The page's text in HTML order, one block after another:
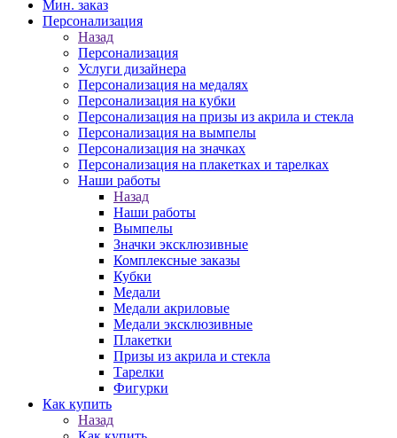
Мин. заказ
Персонализация
Назад
Персонализация
Услуги дизайнера
Персонализация на медалях
Персонализация на кубки
Персонализация на призы из акрила и стекла
Персонализация на вымпелы
Персонализация на значках
Персонализация на плакетках и тарелках
Наши работы
Назад
Наши работы
Вымпелы
Значки эксклюзивные
Комплексные заказы
Кубки
Медали
Медали акриловые
Медали эксклюзивные
Плакетки
Призы из акрила и стекла
Тарелки
Фигурки
Как купить
Назад